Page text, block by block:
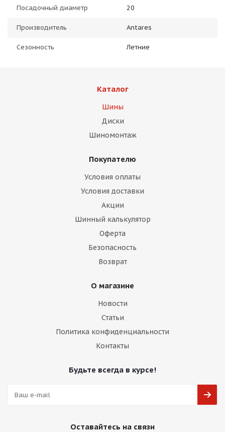
Посадочный диаметр 20
Производитель Antares
Сезонность Летние
Каталог
Шины
Диски
Шиномонтаж
Покупателю
Условия оплаты
Условия доставки
Акции
Шинный калькулятор
Оферта
Безопасность
Возврат
О магазине
Новости
Статьи
Политика конфиденциальности
Контакты
Будьте всегда в курсе!
Оставайтесь на связи